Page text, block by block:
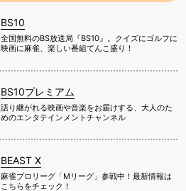
BS10
全国無料のBS放送局『BS10』。クイズにゴルフに
映画に麻雀、楽しい番組てんこ盛り！
BS10プレミアム
語り継がれる映画や音楽をお届けする、大人のた
めのエンタテインメントチャンネル
BEAST X
麻雀プロリーグ「Mリーグ」参戦中！最新情報は
こちらをチェック！